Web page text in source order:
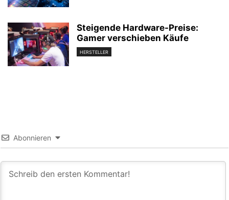
Steigende Hardware-Preise:
Gamer verschieben Käufe
HERSTELLER
Abonnieren